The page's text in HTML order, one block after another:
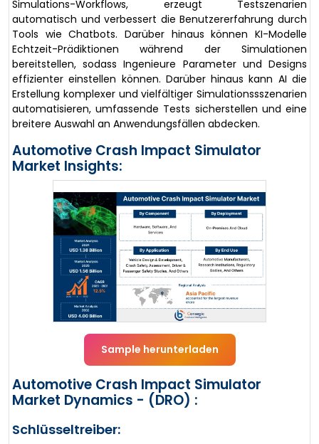
Simulations-Workflows, erzeugt Testszenarien
automatisch und verbessert die Benutzererfahrung durch
Tools wie Chatbots. Darüber hinaus können KI-Modelle
Echtzeit-Prädiktionen während der Simulationen
bereitstellen, sodass Ingenieure Parameter und Designs
effizienter einstellen können. Darüber hinaus kann AI die
Erstellung komplexer und vielfältiger Simulationssszenarien
automatisieren, umfassende Tests sicherstellen und eine
breitere Auswahl an Anwendungsfällen abdecken.
Automotive Crash Impact Simulator
Market Insights:
Sample herunterladen
Automotive Crash Impact Simulator
Market Dynamics - (DRO) :
Schlüsseltreiber: